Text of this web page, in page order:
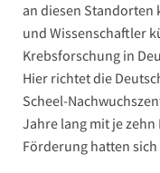
an diesen Standorten
und Wissenschaftler
Krebsforschung in
Hier richtet die
Scheel-
Jahre lang mit je
Förderung hatten